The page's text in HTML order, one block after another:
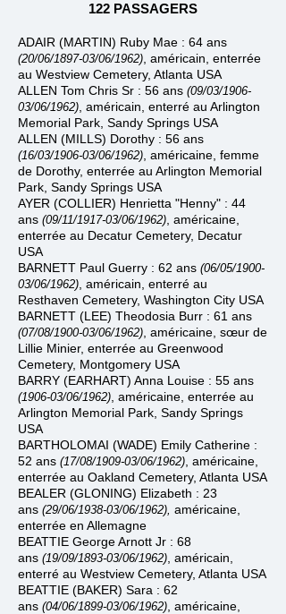
122 PASSAGERS
ADAIR (MARTIN) Ruby Mae : 64 ans
(20/06/1897-03/06/1962) , américain, enterrée
au Westview Cemetery, Atlanta USA
ALLEN Tom Chris Sr : 56 ans (09/03/1906-
03/06/1962) , américain, enterré au Arlington
Memorial Park, Sandy Springs USA
ALLEN (MILLS) Dorothy : 56 ans
(16/03/1906-03/06/1962) , américaine, femme
de Dorothy, enterrée au Arlington Memorial
Park, Sandy Springs USA
AYER (COLLIER) Henrietta "Henny" : 44
ans (09/11/1917-03/06/1962) , américaine,
enterrée au Decatur Cemetery, Decatur
USA
BARNETT Paul Guerry : 62 ans (06/05/1900-
03/06/1962) , américain, enterré au
Resthaven Cemetery, Washington City USA
BARNETT (LEE) Theodosia Burr : 61 ans
(07/08/1900-03/06/1962) , américaine, sœur de
Lillie Minier, enterrée au Greenwood
Cemetery, Montgomery USA
BARRY (EARHART) Anna Louise : 55 ans
(1906-03/06/1962) , américaine, enterrée au
Arlington Memorial Park, Sandy Springs
USA
BARTHOLOMAI (WADE) Emily Catherine :
52 ans (17/08/1909-03/06/1962) , américaine,
enterrée au Oakland Cemetery, Atlanta USA
BEALER (GLONING) Elizabeth : 23
ans (29/06/1938-03/06/1962), américaine,
enterrée en Allemagne
BEATTIE George Arnott Jr : 68
ans (19/09/1893-03/06/1962) , américain,
enterré au Westview Cemetery, Atlanta USA
BEATTIE (BAKER) Sara : 62
ans (04/06/1899-03/06/1962) , américaine,